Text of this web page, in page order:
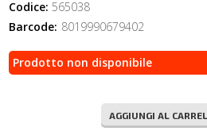
Codice: 565038
Barcode: 8019990679402
Prodotto non disponibile
AGGIUNGI AL